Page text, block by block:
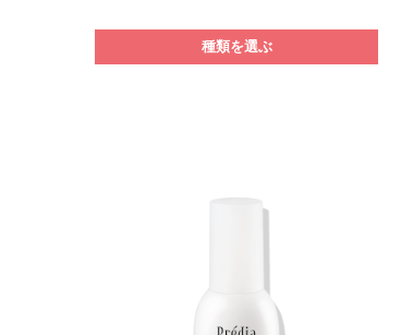
種類を選ぶ